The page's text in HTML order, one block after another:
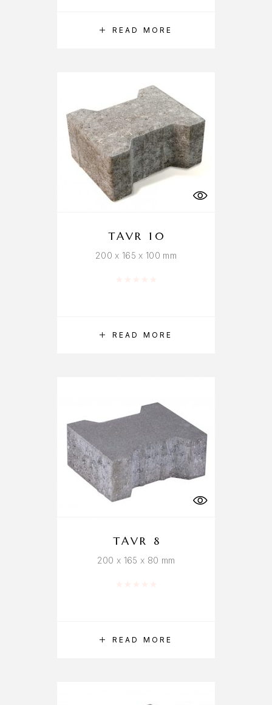
READ MORE
READ MORE
TAVR 10
200 x 165 x 100 mm
READ MORE
TAVR 8
200 x 165 x 80 mm